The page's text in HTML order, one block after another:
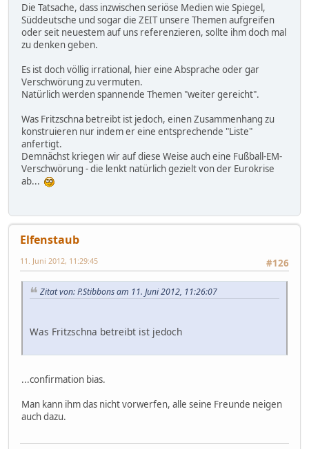
Die Tatsache, dass inzwischen seriöse Medien wie Spiegel,
Süddeutsche und sogar die ZEIT unsere Themen aufgreifen
oder seit neuestem auf uns referenzieren, sollte ihm doch mal
zu denken geben.
Es ist doch völlig irrational, hier eine Absprache oder gar
Verschwörung zu vermuten.
Natürlich werden spannende Themen "weiter gereicht".
Was Fritzschna betreibt ist jedoch, einen Zusammenhang zu
konstruieren nur indem er eine entsprechende "Liste"
anfertigt.
Demnächst kriegen wir auf diese Weise auch eine Fußball-EM-
Verschwörung - die lenkt natürlich gezielt von der Eurokrise
ab...
Elfenstaub
#126
11. Juni 2012, 11:29:45
Zitat von: P.Stibbons am 11. Juni 2012, 11:26:07
Was Fritzschna betreibt ist jedoch
...confirmation bias.
Man kann ihm das nicht vorwerfen, alle seine Freunde neigen
auch dazu.